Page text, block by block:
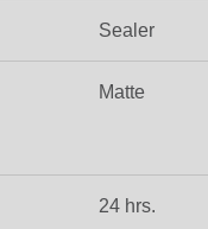
Sealer
Matte
24 hrs.